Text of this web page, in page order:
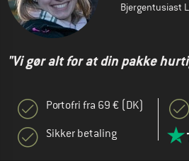
Bjergentusiast
"Vi gør alt for at din pakke
Portofri fra 69 € (DK)
Sikker betaling